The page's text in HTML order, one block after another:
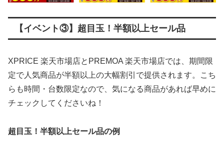
【イベント③】超目玉！半額以上セール品
XPRICE 楽天市場店とPREMOA 楽天市場店では、期間限
定で人気商品が半額以上の大幅割引で提供されます。こち
らも時間・台数限定なので、気になる商品があれば早めに
チェックしてくださいね！
超目玉！半額以上セール品の例